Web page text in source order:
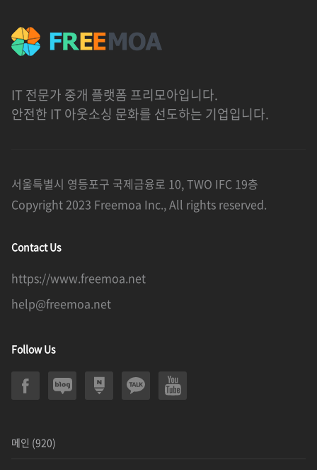
IT 전문가 중개 플랫폼 프리모아입니다.
안전한 IT 아웃소싱 문화를 선도하는 기업입니다.
서울특별시 영등포구 국제금융로 10, TWO IFC 19층
Copyright 2023 Freemoa Inc., All rights reserved.
Contact Us
https://www.freemoa.net
help@freemoa.net
Follow Us
메인 (920)